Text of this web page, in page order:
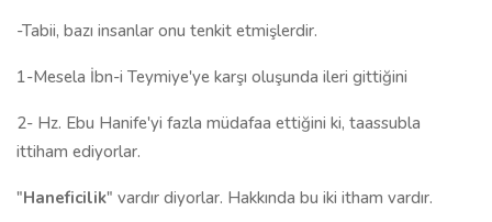
-Tabii, bazı insanlar onu tenkit etmişlerdir.
1-Mesela İbn-i Teymiye'ye karşı oluşunda ileri gittiğini
2- Hz. Ebu Hanife'yi fazla müdafaa ettiğini ki, taassubla
ittiham ediyorlar.
"Haneficilik" vardır diyorlar. Hakkında bu iki itham vardır.